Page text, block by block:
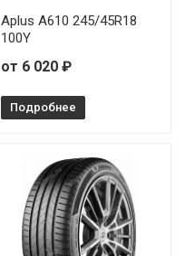
Aplus A610 245/45R18
100Y
от 6 020 ₽
Подробнее